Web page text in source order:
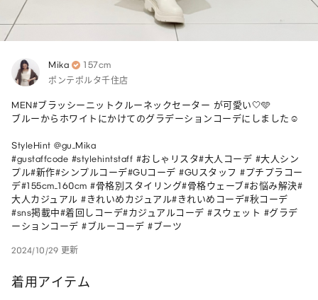
Mika 157cm
ポンテポルタ千住店
MEN#ブラッシーニットクルーネックセーター が可愛い🤍🩵
ブルーからホワイトにかけてのグラデーションコーデにしました☺️
StyleHint @gu_Mika
#gustaffcode #stylehintstaff #おしゃリスタ#大人コーデ #大人シン
プル#新作#シンプルコーデ#GUコーデ #GUスタッフ #プチプラコー
デ#155cm_160cm #骨格別スタイリング#骨格ウェーブ#お悩み解決#
大人カジュアル #きれいめカジュアル#きれいめコーデ#秋コーデ
#sns掲載中#着回しコーデ#カジュアルコーデ #スウェット #グラデ
ーションコーデ #ブルーコーデ #ブーツ
2024/10/29 更新
着用アイテム